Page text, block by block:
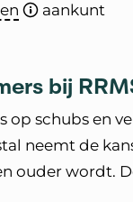
aankunt
bij
op schubs en
neemt de
ouder wordt.